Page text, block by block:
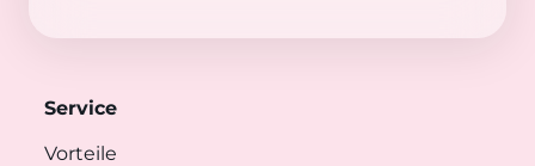
Service
Vorteile